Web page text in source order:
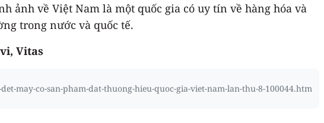
ảnh về Việt Nam là một quốc gia có uy tín về hàng hóa và
trong nước và quốc tế.
Vitas
may-co-san-pham-dat-thuong-hieu-quoc-gia-viet-nam-lan-thu-8-100044.htm